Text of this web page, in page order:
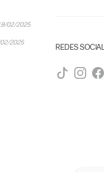
02/2025
2025 REDES